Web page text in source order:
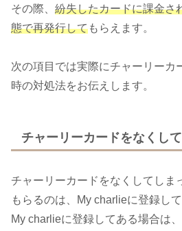
その際、 紛失したカードに課金さ
態で再発行してもらえます。
次の項目では実際にチャーリーカ
時の対処法をお伝えします。
チャーリーカードをなくし
チャーリーカードをなくしてしま
もらるのは、My charlieに登録し
My charlieに登録してある場合は